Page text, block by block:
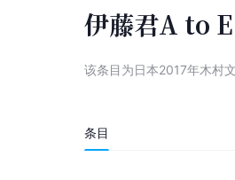
伊藤君A to E
该条目为日本2017年木村
条目